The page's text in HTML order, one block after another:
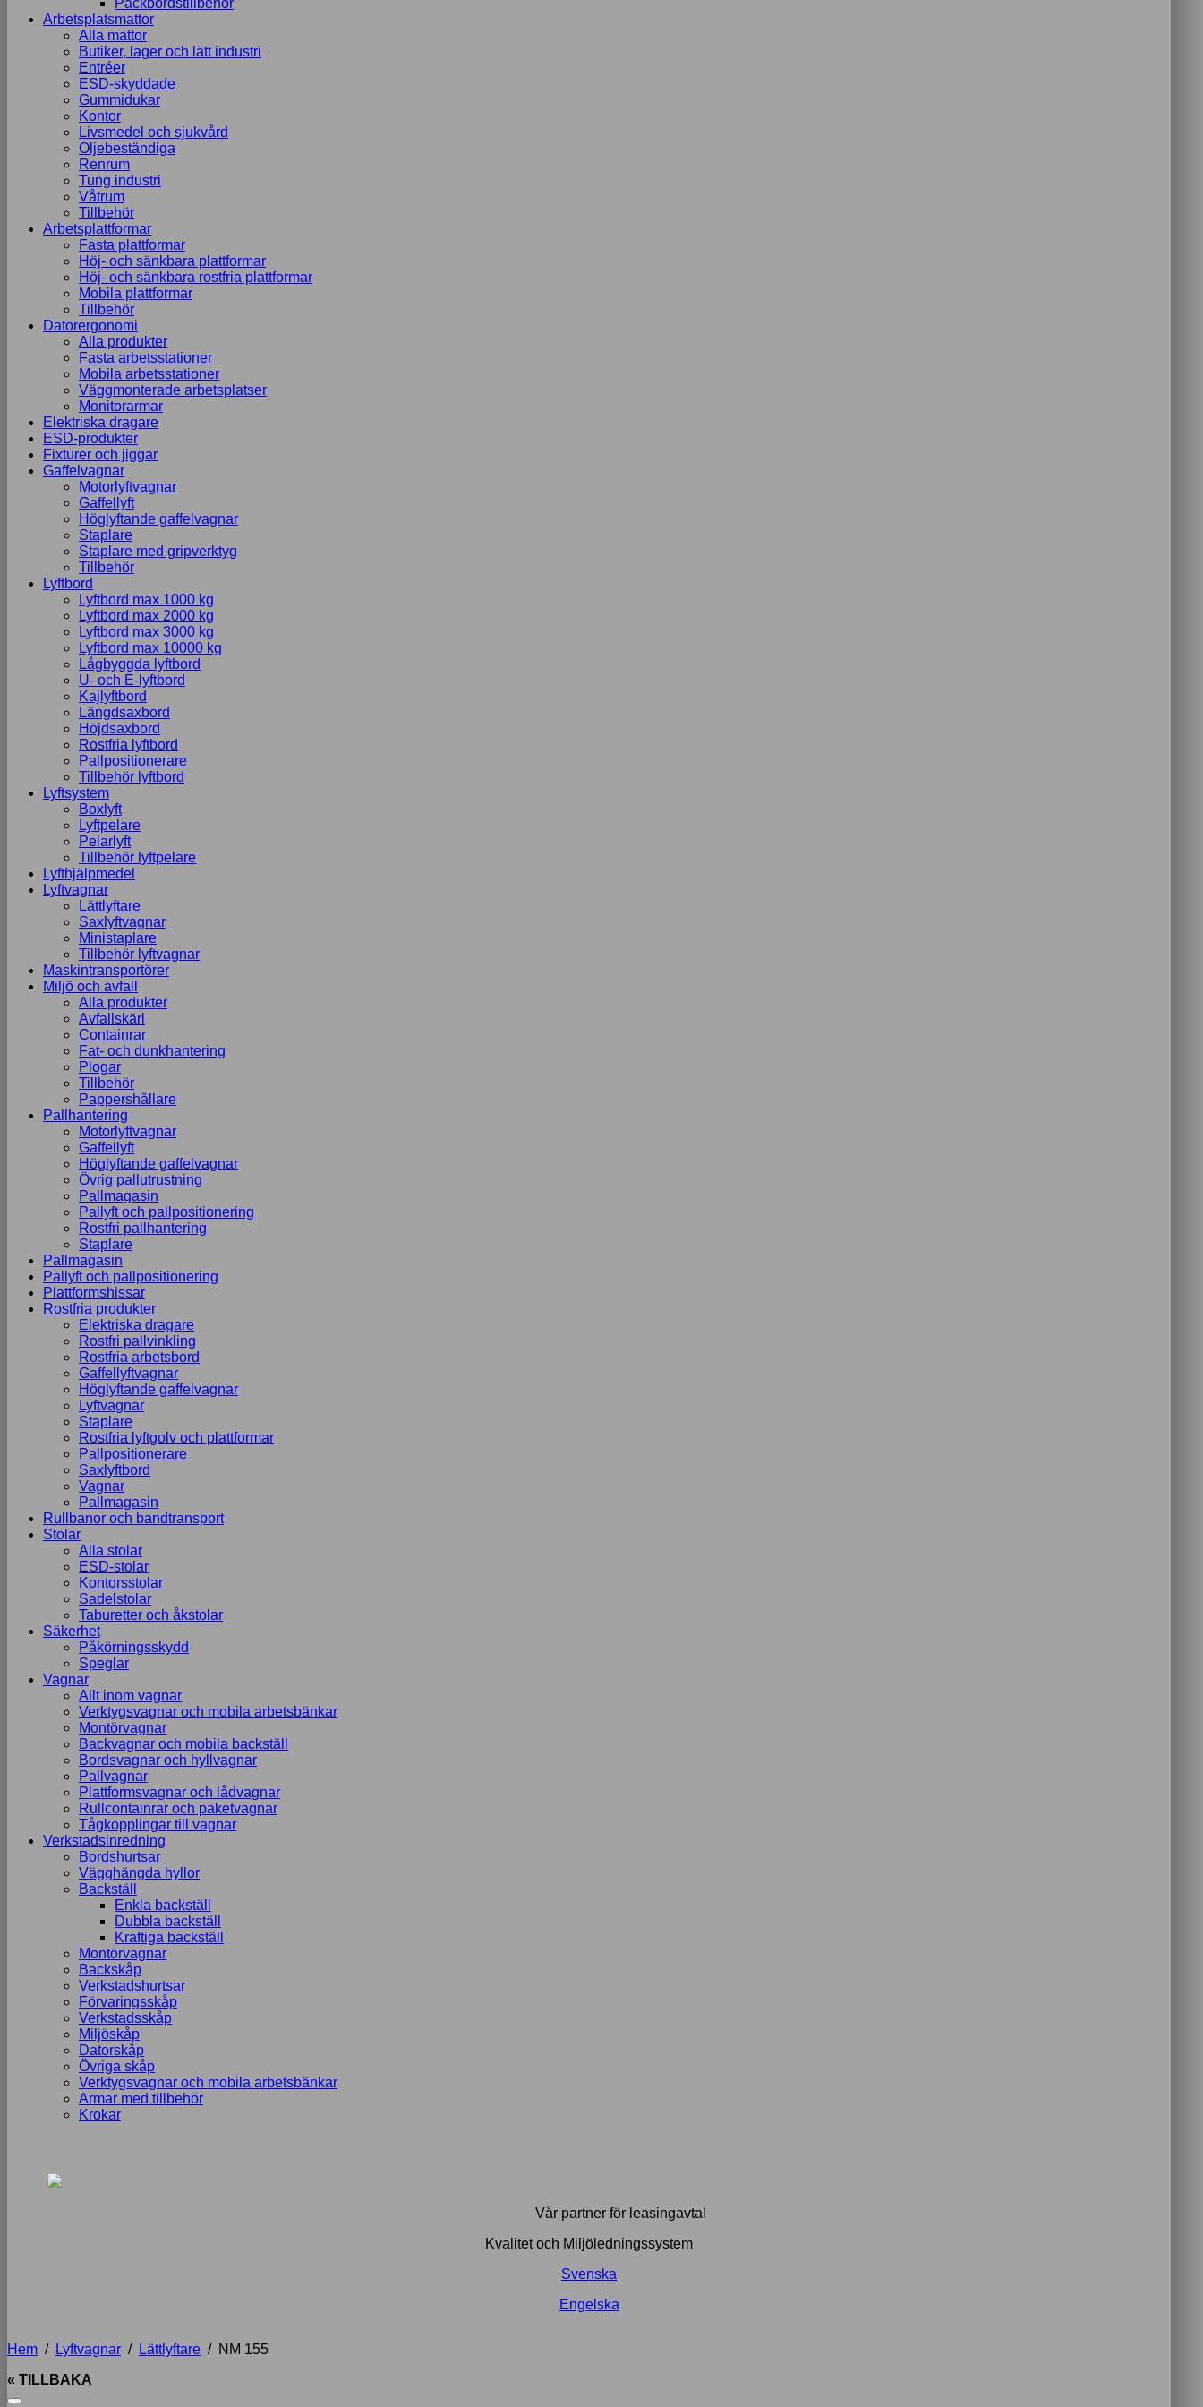
Packbordstillbehör
Arbetsplatsmattor
Alla mattor
Butiker, lager och lätt industri
Entréer
ESD-skyddade
Gummidukar
Kontor
Livsmedel och sjukvård
Oljebeständiga
Renrum
Tung industri
Våtrum
Tillbehör
Arbetsplattformar
Fasta plattformar
Höj- och sänkbara plattformar
Höj- och sänkbara rostfria plattformar
Mobila plattformar
Tillbehör
Datorergonomi
Alla produkter
Fasta arbetsstationer
Mobila arbetsstationer
Väggmonterade arbetsplatser
Monitorarmar
Elektriska dragare
ESD-produkter
Fixturer och jiggar
Gaffelvagnar
Motorlyftvagnar
Gaffellyft
Höglyftande gaffelvagnar
Staplare
Staplare med gripverktyg
Tillbehör
Lyftbord
Lyftbord max 1000 kg
Lyftbord max 2000 kg
Lyftbord max 3000 kg
Lyftbord max 10000 kg
Lågbyggda lyftbord
U- och E-lyftbord
Kajlyftbord
Längdsaxbord
Höjdsaxbord
Rostfria lyftbord
Pallpositionerare
Tillbehör lyftbord
Lyftsystem
Boxlyft
Lyftpelare
Pelarlyft
Tillbehör lyftpelare
Lyfthjälpmedel
Lyftvagnar
Lättlyftare
Saxlyftvagnar
Ministaplare
Tillbehör lyftvagnar
Maskintransportörer
Miljö och avfall
Alla produkter
Avfallskärl
Containrar
Fat- och dunkhantering
Plogar
Tillbehör
Pappershållare
Pallhantering
Motorlyftvagnar
Gaffellyft
Höglyftande gaffelvagnar
Övrig pallutrustning
Pallmagasin
Pallyft och pallpositionering
Rostfri pallhantering
Staplare
Pallmagasin
Pallyft och pallpositionering
Plattformshissar
Rostfria produkter
Elektriska dragare
Rostfri pallvinkling
Rostfria arbetsbord
Gaffellyftvagnar
Höglyftande gaffelvagnar
Lyftvagnar
Staplare
Rostfria lyftgolv och plattformar
Pallpositionerare
Saxlyftbord
Vagnar
Pallmagasin
Rullbanor och bandtransport
Stolar
Alla stolar
ESD-stolar
Kontorsstolar
Sadelstolar
Taburetter och åkstolar
Säkerhet
Påkörningsskydd
Speglar
Vagnar
Allt inom vagnar
Verktygsvagnar och mobila arbetsbänkar
Montörvagnar
Backvagnar och mobila backställ
Bordsvagnar och hyllvagnar
Pallvagnar
Plattformsvagnar och lådvagnar
Rullcontainrar och paketvagnar
Tågkopplingar till vagnar
Verkstadsinredning
Bordshurtsar
Vägghängda hyllor
Backställ
Enkla backställ
Dubbla backställ
Kraftiga backställ
Montörvagnar
Backskåp
Verkstadshurtsar
Förvaringsskåp
Verkstadsskåp
Miljöskåp
Datorskåp
Övriga skåp
Verktygsvagnar och mobila arbetsbänkar
Armar med tillbehör
Krokar
Vår partner för leasingavtal
Kvalitet och Miljöledningssystem
Svenska
Engelska
Hem / Lyftvagnar / Lättlyftare / NM 155
« TILLBAKA